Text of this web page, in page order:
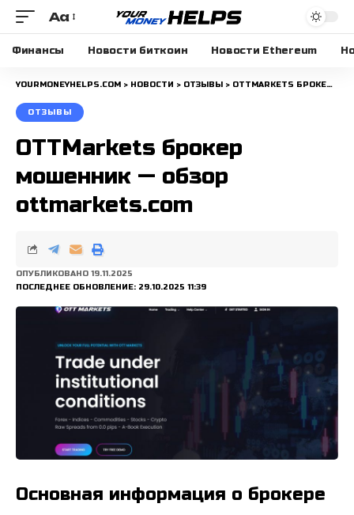
Размера
шрифта
Aa
Финансы Новости биткоин Новости Ethereum
YOURMONEYHELPS.COM > НОВОСТИ > ОТЗЫВЫ > OTTMARKETS БРОКЕР МОШЕННИК — ОБЗОР OTTMARKETS.COM
ОТЗЫВЫ
OTTMarkets брокер
мошенник — обзор
ottmarkets.com
ПОСЛЕДНЕЕ ОБНОВЛЕНИЕ: 29.10.2025 11:39
ОПУБЛИКОВАНО 19.11.2025
Основная информация о брокере